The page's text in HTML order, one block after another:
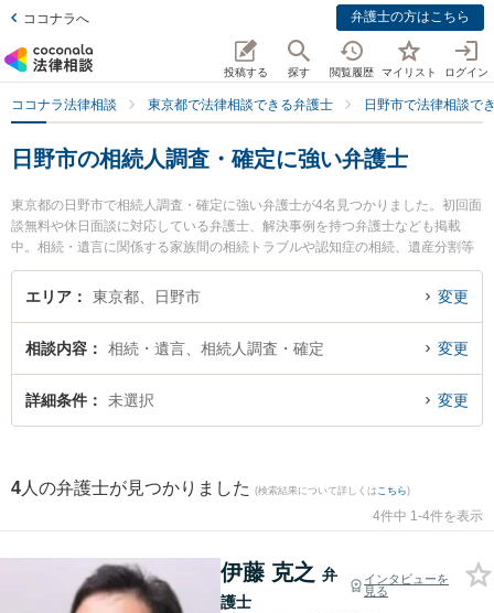
ココナラへ 弁護士の方はこちら
投稿する 探す 閲覧履歴 マイリスト ログイン
ココナラ法律相談 東京都で法律相談できる弁護士 日野市で法律相談で
日野市の相続人調査・確定に強い弁護士
東京都の日野市で相続人調査・確定に強い弁護士が4名見つかりました。初回面
談無料や休日面談に対応している弁護士、解決事例を持つ弁護士なども掲載
中。相続・遺言に関係する家族間の相続トラブルや認知症の相続、遺産分割等
の細かな分野での絞り込み検索もでき便利です。特に日野アビリティ法律事務
所の伊藤 克之弁護士や日野市民法律事務所の梶原 諒平弁護士、日野市民法律事
すぐに弁護士に相談したい』『相続人調査・確定のトラブル解決の実績豊富な
近くの弁護士を検索したい』『初回相談無料で相続人調査・確定を法律相談で
きる日野市内の弁護士に相談予約したい』などでお困りの相談者さんにおすす
エリア 東京都、日野市 変更
相談内容 相続・遺言、相続人調査・確定 変更
詳細条件 未選択 変更
4 人の弁護士が見つかりました (検索結果について詳しくは こちら)
4件中 1-4件を表示
伊藤 克之 弁
護士
インタビューを
見る